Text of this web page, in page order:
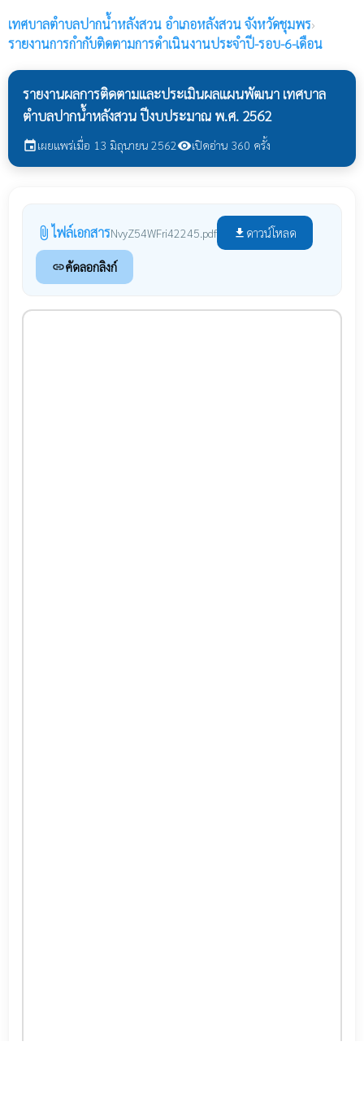
เทศบาลตำบลปากน้ำหลังสวน อำเภอหลังสวน จังหวัดชุมพร›
รายงานการกำกับติดตามการดำเนินงานประจำปี-รอบ-6-เดือน
รายงานผลการติดตามและประเมินผลแผนพัฒนา เทศบาล
ตำบลปากน้ำหลังสวน ปีงบประมาณ พ.ศ. 2562
eventเผยแพร่เมื่อ 13 มิถุนายน 2562visibilityเปิดอ่าน 360 ครั้ง
attach_file ไฟล์เอกสารNvyZ54WFri42245.pdf file_download ดาวน์โหลด
linkคัดลอกลิงก์